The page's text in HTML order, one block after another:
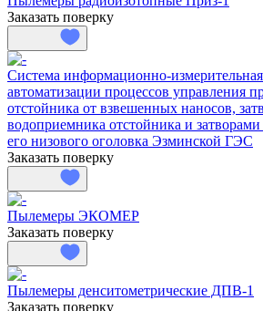
Заказать поверку
Система информационно-
автоматизации процессов управления
отстойника от взвешенных наносов,
водоприемника отстойника и
его низового оголовка Эзминской ГЭС
Заказать поверку
Пылемеры ЭКОМЕР
Заказать поверку
Пылемеры денситометрические ДПВ-1
Заказать поверку